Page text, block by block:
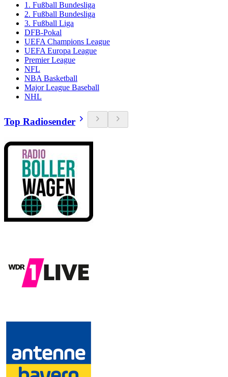
1. Fußball Bundesliga
2. Fußball Bundesliga
3. Fußball Liga
DFB-Pokal
UEFA Champions League
UEFA Europa League
Premier League
NFL
NBA Basketball
Major League Baseball
NHL
Top Radiosender